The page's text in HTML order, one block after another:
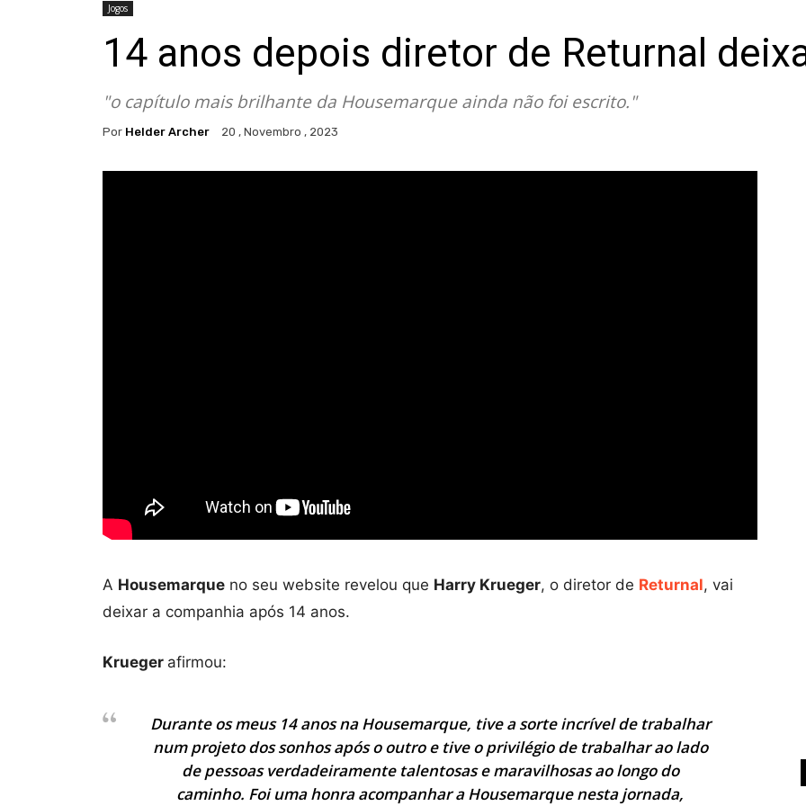
Jogos
14 anos depois diretor de Returnal
"o capítulo mais brilhante da Housemarque ainda não foi escrito."
Por Helder Archer 20 , Novembro , 2023
A Housemarque no seu website revelou que Harry Krueger, o diretor de Returnal, vai
deixar a companhia após 14 anos.
Krueger afirmou:
Durante os meus 14 anos na Housemarque, tive a sorte incrível de trabalhar
num projeto dos sonhos após o outro e tive o privilégio de trabalhar ao lado
de pessoas verdadeiramente talentosas e maravilhosas ao longo do
caminho. Foi uma honra acompanhar a Housemarque nesta jornada,